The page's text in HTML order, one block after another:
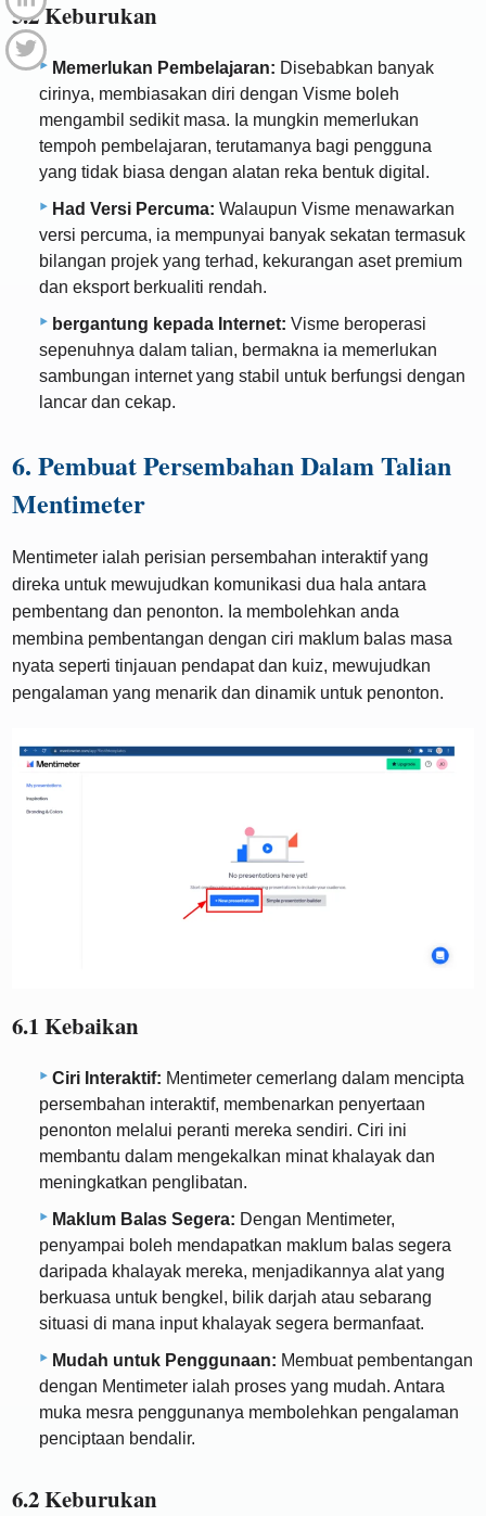
5.2 Keburukan
Memerlukan Pembelajaran: Disebabkan banyak
cirinya, membiasakan diri dengan Visme boleh
mengambil sedikit masa. Ia mungkin memerlukan
tempoh pembelajaran, terutamanya bagi pengguna
yang tidak biasa dengan alatan reka bentuk digital.
Had Versi Percuma: Walaupun Visme menawarkan
versi percuma, ia mempunyai banyak sekatan termasuk
bilangan projek yang terhad, kekurangan aset premium
dan eksport berkualiti rendah.
bergantung kepada Internet: Visme beroperasi
sepenuhnya dalam talian, bermakna ia memerlukan
sambungan internet yang stabil untuk berfungsi dengan
lancar dan cekap.
6. Pembuat Persembahan Dalam Talian
Mentimeter
Mentimeter ialah perisian persembahan interaktif yang
direka untuk mewujudkan komunikasi dua hala antara
pembentang dan penonton. Ia membolehkan anda
membina pembentangan dengan ciri maklum balas masa
nyata seperti tinjauan pendapat dan kuiz, mewujudkan
pengalaman yang menarik dan dinamik untuk penonton.
6.1 Kebaikan
Ciri Interaktif: Mentimeter cemerlang dalam mencipta
persembahan interaktif, membenarkan penyertaan
penonton melalui peranti mereka sendiri. Ciri ini
membantu dalam mengekalkan minat khalayak dan
meningkatkan penglibatan.
Maklum Balas Segera: Dengan Mentimeter,
penyampai boleh mendapatkan maklum balas segera
daripada khalayak mereka, menjadikannya alat yang
berkuasa untuk bengkel, bilik darjah atau sebarang
situasi di mana input khalayak segera bermanfaat.
Mudah untuk Penggunaan: Membuat pembentangan
dengan Mentimeter ialah proses yang mudah. Antara
muka mesra penggunanya membolehkan pengalaman
penciptaan bendalir.
6.2 Keburukan